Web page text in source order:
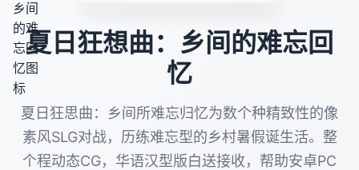
夏日狂想曲：乡间的难忘回
忆
夏日狂思曲：乡间所难忘归忆为数个种精致性的像
素风SLG对战，历练难忘型的乡村暑假诞生活。整
个程动态CG，华语汉型版白送接收，帮助安卓PC